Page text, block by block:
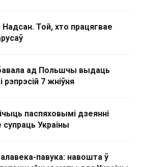
Той, хто працягвае
ад Польшчы выдаць
рэпрэсій 7 жніўня
паспяховымі дзеянні
супраць Украіны
павука: навошта ў